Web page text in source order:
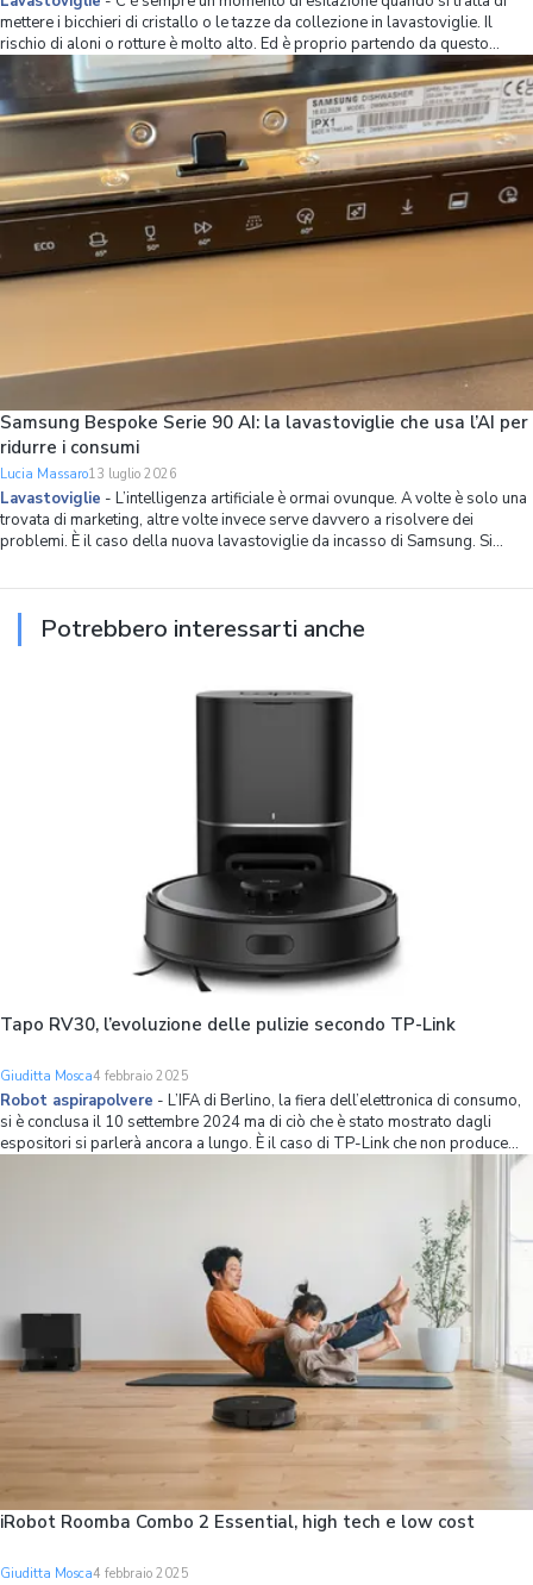
mettere i bicchieri di cristallo o le tazze da collezione in lavastoviglie. Il
rischio di aloni o rotture è molto alto. Ed è proprio partendo da questo
problema che Samsung ha ripensato l’organizzazione dello spazio interno
della lavastov
Samsung Bespoke Serie 90 AI: la lavastoviglie che usa l’AI per
ridurre i consumi
Lucia Massaro13 luglio 2026
Lavastoviglie - L’intelligenza artificiale è ormai ovunque. A volte è solo una
trovata di marketing, altre volte invece serve davvero a risolvere dei
problemi. È il caso della nuova lavastoviglie da incasso di Samsung. Si
modo capillare
Potrebbero interessarti anche
Tapo RV30, l’evoluzione delle pulizie secondo TP-Link
Giuditta Mosca4 febbraio 2025
Robot aspirapolvere - L’IFA di Berlino, la fiera dell’elettronica di consumo,
si è conclusa il 10 settembre 2024 ma di ciò che è stato mostrato dagli
espositori si parlerà ancora a lungo. È il caso di TP-Link che non produce
solo strumenti di rete e videocamere per la sorveglianza ma è molto attiva
iRobot Roomba Combo 2 Essential, high tech e low cost
Giuditta Mosca4 febbraio 2025